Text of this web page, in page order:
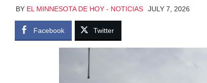
BY EL MINNESOTA DE HOY - NOTICIAS JULY 7, 2026
Facebook Twitter